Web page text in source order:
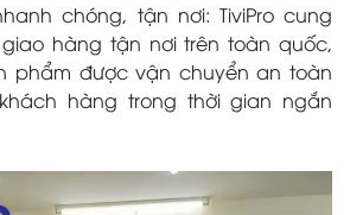
chóng, tận nơi: TiviPro cung
hàng tận nơi trên toàn quốc,
phẩm được vận chuyển an toàn
hàng trong thời gian ngắn